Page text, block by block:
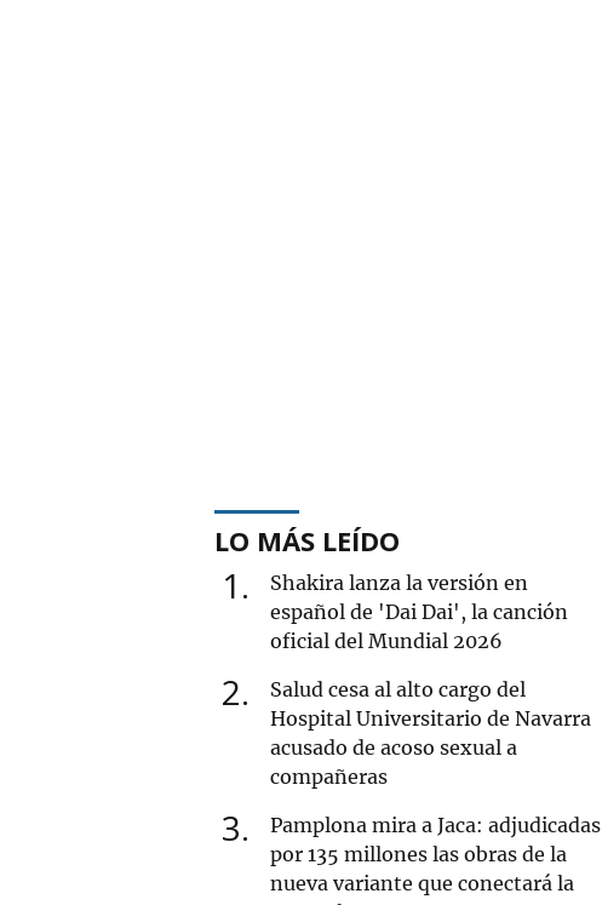
LO MÁS LEÍDO
1
Shakira lanza la versión en
español de 'Dai Dai', la canción
oficial del Mundial 2026
2
Salud cesa al alto cargo del
Hospital Universitario de Navarra
acusado de acoso sexual a
compañeras
3
Pamplona mira a Jaca: adjudicadas
por 135 millones las obras de la
nueva variante que conectará la